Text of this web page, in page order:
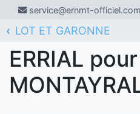
service@ernmt-officiel.com
ERNMT Officiel
ERRIAL
LOT ET GARONNE
MONTAYRAL
ERRIAL pour